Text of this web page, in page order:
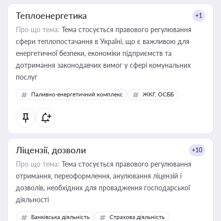
Теплоенергетика +1
Про що тема: Тема стосується правового регулювання
сфери теплопостачання в Україні, що є важливою для
енергетичної безпеки, економіки підприємств та
дотримання законодавчих вимог у сфері комунальних
послуг
Паливно-енергетичний комплекс ЖКГ, ОСББ
Ліцензії, дозволи +10
Про що тема: Тема стосується правового регулювання
отримання, переоформлення, анулювання ліцензій і
дозволів, необхідних для провадження господарської
діяльності
Банківська діяльність
Страхова діяльність